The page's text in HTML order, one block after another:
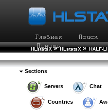
HLstatsX » HLstatsX » HALF-
Sections
Servers Chat
Countries